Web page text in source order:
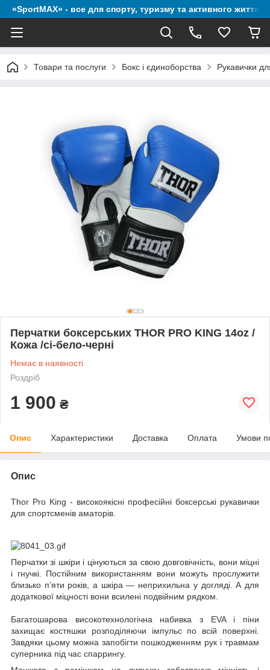
«SportMAX» - все для спорту, туризму та активного життя
Товари та послуги Бокс і єдиноборства Рукавички
Перчатки боксерських THOR PRO KING 14oz /
Кожа /сі-бело-черні
Немає в наявності
Роздріб
1 900 ₴
Опис Характеристики Доставка Оплата Умови
Опис
Thor Pro King - високоякісні професійні боксерські рукавички
для спортсменів аматорів.
Перчатки зі шкіри і цінуються за свою довговічність, вони міцні
і гнучкі. Постійним використанням вони можуть прослужити
близько п’яти років, а шкіра — неприхильна у догляді. А для
додаткової міцності вони всилені подвійним рядком.
Багатошарова високотехнологічна набивка з EVA і піни
захищає костяшки розподіляючи імпульс по всій поверхні.
Завдяки цьому можна запобігти пошкодженням рук і травмам
суперника під час спаррингу.